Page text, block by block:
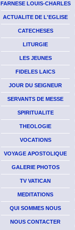
FARNESE LOUIS-CHARLES
ACTUALITE DE L'EGLISE
CATECHESES
LITURGIE
LES JEUNES
FIDELES LAICS
JOUR DU SEIGNEUR
SERVANTS DE MESSE
SPIRITUALITE
THEOLOGIE
VOCATIONS
VOYAGE APOSTOLIQUE
GALERIE PHOTOS
TV VATICAN
MEDITATIONS
QUI SOMMES NOUS
NOUS CONTACTER